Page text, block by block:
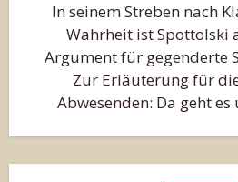
In seinem Streben nach
Wahrheit ist Spottolski
Argument für gegenderte
Zur Erläuterung für
Abwesenden: Da geht